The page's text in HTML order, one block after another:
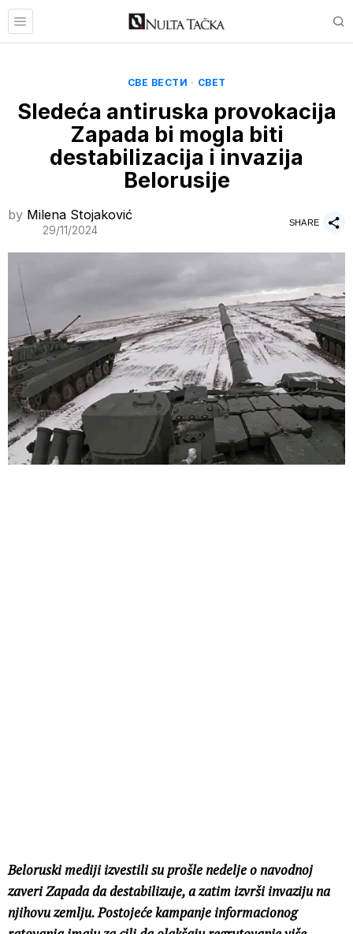
СВЕ ВЕСТИ · СВЕТ
Sledeća antiruska provokacija
Zapada bi mogla biti
destabilizacija i invazija
Belorusije
by Milena Stojaković
29/11/2024
SHARE
Beloruski mediji izvestili su prošle nedelje o navodnoj
zaveri Zapada da destabilizuje, a zatim izvrši invaziju na
njihovu zemlju. Postojeće kampanje informacionog